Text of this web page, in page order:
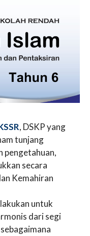
, DSKP yang
tunjang
pengetahuan,
secara
Kemahiran
untuk
dari segi